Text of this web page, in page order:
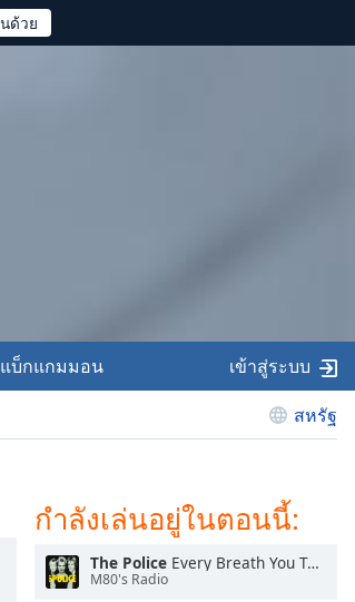
สหรัฐ
แบ็กแกมมอน เข้าสู่ระบบ
กำลังเล่นอยู่ในตอนนี้:
The Police Every Breath You Take
M80's Radio